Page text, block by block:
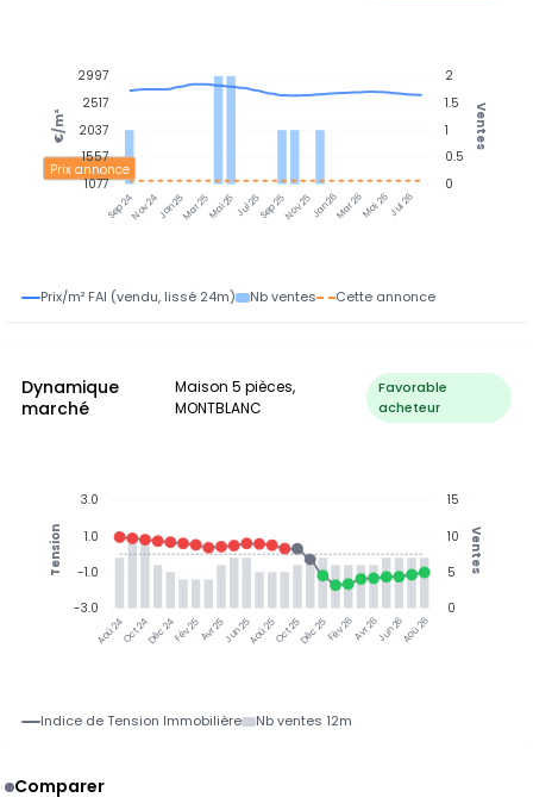
Sep 24Nov 24Jan 25Mar 25Mai 25Jul 25Sep 25Nov 25Jan 26Mar 26Mai 26Jul 26
Prix annonce
2
1.5
1
0.5
0
Ventes
2997
2517
2037
1557
1077
€/m²
Prix/m² FAI (vendu, lissé 24m) Nb ventes Cette annonce
Dynamique
marché
Maison 5 pièces,
MONTBLANC
Favorable
acheteur
Aoû 24Oct 24Déc 24Fév 25Avr 25Jun 25Aoû 25Oct 25Déc 25Fév 26Avr 26Jun 26Aoû 26
15
10
5
0
Ventes
3.0
1.0
-1.0
-3.0
Tension
Indice de Tension Immobilière Nb ventes 12m
Comparer